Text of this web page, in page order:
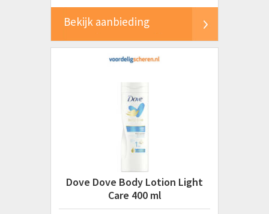
Bekijk aanbieding
Dove Dove Body Lotion Light
Care 400 ml